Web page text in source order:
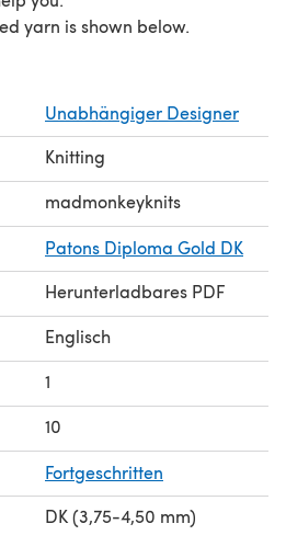
yarn is shown below.
Unabhängiger Designer
Knitting
madmonkeyknits
Patons Diploma Gold DK
Herunterladbares PDF
Englisch
1
10
Fortgeschritten
DK (3,75-4,50 mm)